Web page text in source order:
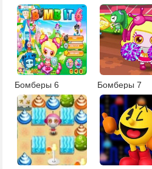
Бомберы 6 Бомберы 7